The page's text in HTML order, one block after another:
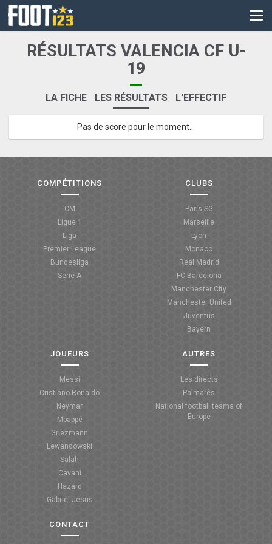
CM
LES DIRECTS
COUPE DE FRANCE
COUPE DE LA LIGUE
RECHERCHE
RÉSULTATS VALENCIA CF U-
19
LA FICHE LES RÉSULTATS L'EFFECTIF
Pas de score pour le moment...
COMPÉTITIONS
CM
Ligue 1
Liga
Premier League
Bundesliga
Serie A
CLUBS
Paris-SG
Marseille
Lyon
Monaco
Real Madrid
FC Barcelona
Manchester City
Manchester United
Juventus
Bayern
JOUEURS
Messi
Cristiano Ronaldo
Neymar
Mbappé
Griezmann
Lewandowski
Salah
Cavani
Hazard
Gabriel Jesus
AUTRES
Les directs
Palmarès
National football teams of
Europe
CONTACT